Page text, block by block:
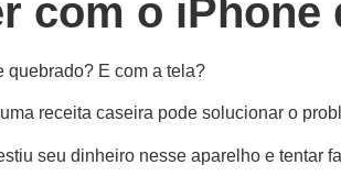
com o
receita caseira pode solucionar o
seu dinheiro nesse aparelho e tentar